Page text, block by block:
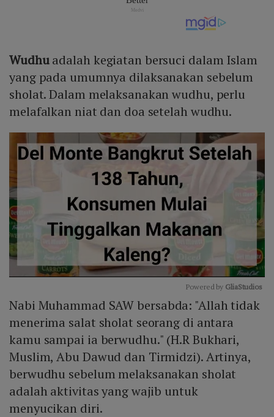
Wudhuadalah kegiatan bersuci dalam Islam
yang pada umumnya dilaksanakan sebelum
sholat. Dalam melaksanakan wudhu, perlu
melafalkan niat dan doa setelah wudhu.
Mute
Powered by GliaStudios
Nabi Muhammad SAW bersabda: "Allah tidak
menerima salat sholat seorang di antara
kamu sampai ia berwudhu." (H.R Bukhari,
Muslim, Abu Dawud dan Tirmidzi). Artinya,
berwudhu sebelum melaksanakan sholat
adalah aktivitas yang wajib untuk
menyucikan diri.